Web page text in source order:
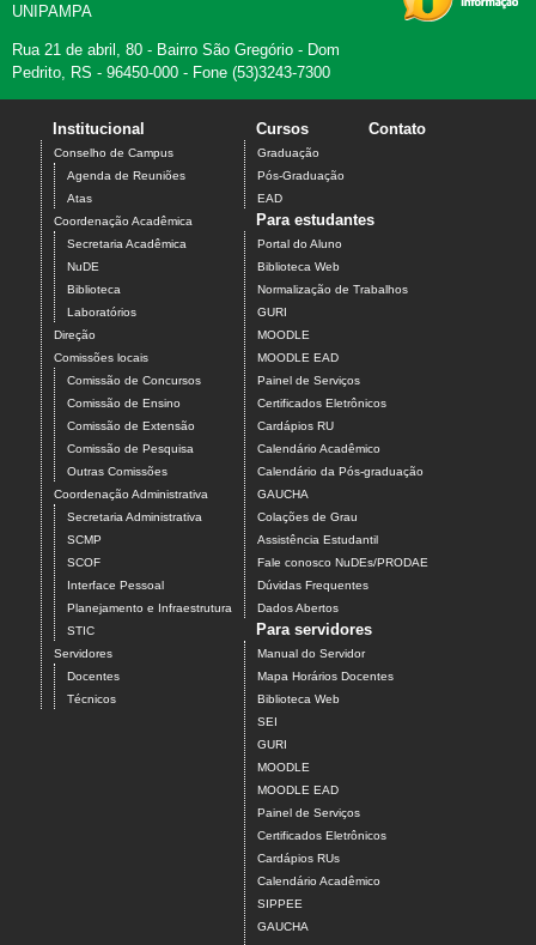
UNIPAMPA
Rua 21 de abril, 80 - Bairro São Gregório - Dom
Pedrito, RS - 96450-000 - Fone (53)3243-7300
Institucional
Conselho de Campus
Agenda de Reuniões
Atas
Coordenação Acadêmica
Secretaria Acadêmica
NuDE
Biblioteca
Laboratórios
Direção
Comissões locais
Comissão de Concursos
Comissão de Ensino
Comissão de Extensão
Comissão de Pesquisa
Outras Comissões
Coordenação Administrativa
Secretaria Administrativa
SCMP
SCOF
Interface Pessoal
Planejamento e Infraestrutura
STIC
Servidores
Docentes
Técnicos
Cursos
Graduação
Pós-Graduação
EAD
Contato
Para estudantes
Portal do Aluno
Biblioteca Web
Normalização de Trabalhos
GURI
MOODLE
MOODLE EAD
Painel de Serviços
Certificados Eletrônicos
Cardápios RU
Calendário Acadêmico
Calendário da Pós-graduação
GAUCHA
Colações de Grau
Assistência Estudantil
Fale conosco NuDEs/PRODAE
Dúvidas Frequentes
Dados Abertos
Para servidores
Manual do Servidor
Mapa Horários Docentes
Biblioteca Web
SEI
GURI
MOODLE
MOODLE EAD
Painel de Serviços
Certificados Eletrônicos
Cardápios RUs
Calendário Acadêmico
SIPPEE
GAUCHA